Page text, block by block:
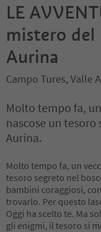
LE
mistero del
Aurina
Campo Tures, Valle
Molto tempo fa,
nascose un tesoro
Aurina.
Molto tempo fa, un
tesoro segreto nel
bambini coraggiosi,
trovarlo. Per questo
Oggi ha scelto te. Ma
gli enigmi, il tesoro si